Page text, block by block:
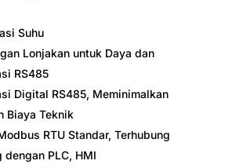
Suhu
Lonjakan untuk Daya dan
RS485
Digital RS485, Meminimalkan
Biaya Teknik
RTU Standar, Terhubung
dengan PLC, HMI